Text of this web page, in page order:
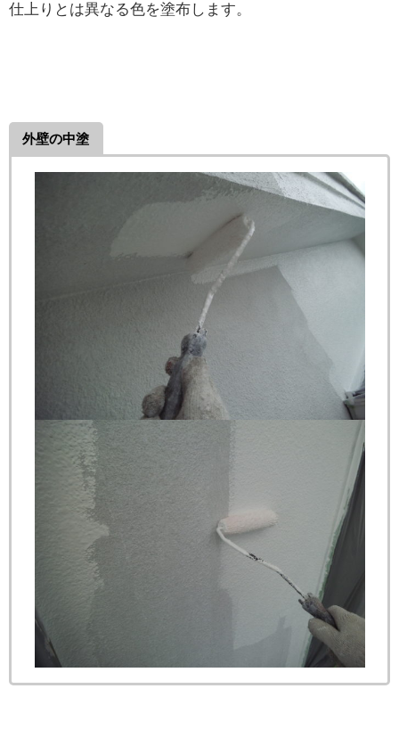
仕上りとは異なる色を塗布します。
外壁の中塗